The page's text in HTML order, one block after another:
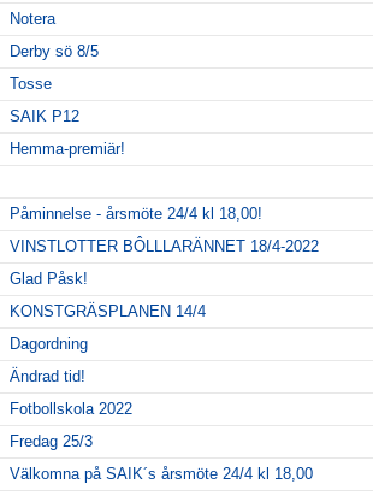
Notera
Derby sö 8/5
Tosse
SAIK P12
Hemma-premiär!
Påminnelse - årsmöte 24/4 kl 18,00!
VINSTLOTTER BÔLLLARÄNNET 18/4-2022
Glad Påsk!
KONSTGRÄSPLANEN 14/4
Dagordning
Ändrad tid!
Fotbollskola 2022
Fredag 25/3
Välkomna på SAIK´s årsmöte 24/4 kl 18,00